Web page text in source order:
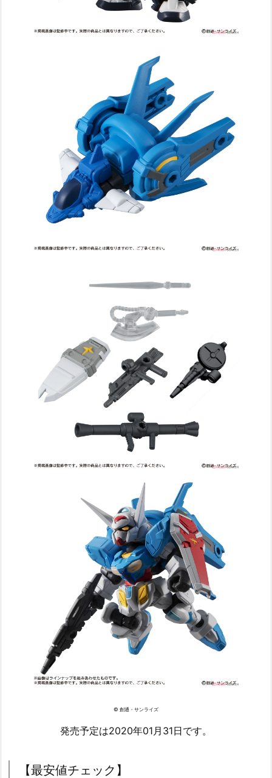
© 創通・サンライズ
発売予定は2020年01月31日です。
【最安値チェック】